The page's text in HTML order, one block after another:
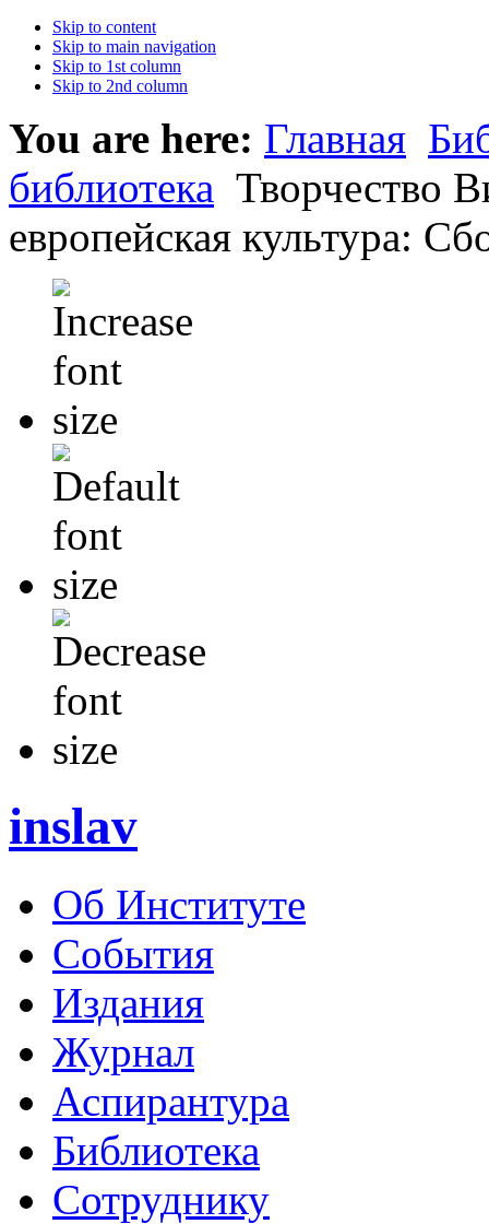
Skip to content
Skip to main navigation
Skip to 1st column
Skip to 2nd column
You are here: Главная
библиотека Творчество
европейская культура:
inslav
Об Институте
События
Издания
Журнал
Аспирантура
Библиотека
Сотруднику